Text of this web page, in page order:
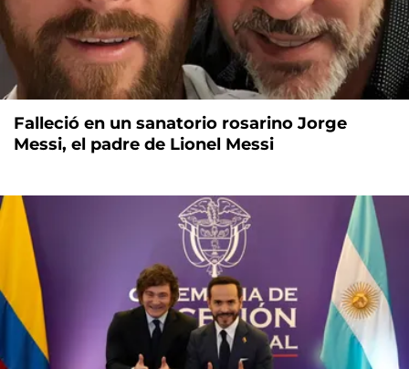
Falleció en un sanatorio rosarino Jorge
Messi, el padre de Lionel Messi